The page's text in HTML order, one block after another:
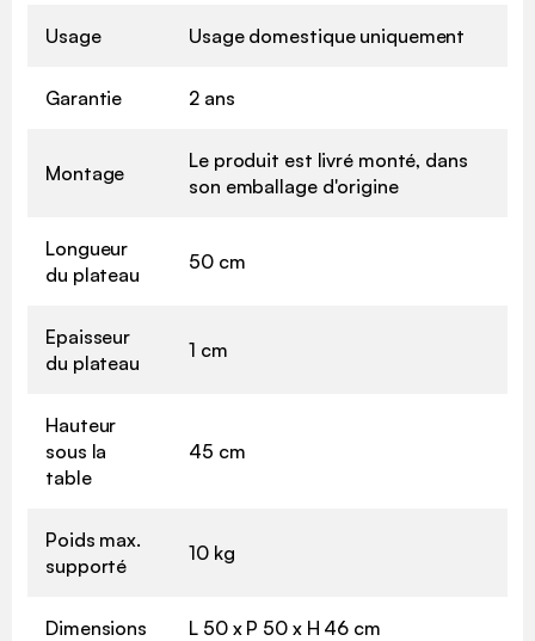
Usage Usage domestique uniquement
Garantie 2 ans
Montage
Le produit est livré monté, dans
son emballage d'origine
Longueur
du plateau
50 cm
Epaisseur
du plateau
1 cm
Hauteur
sous la
table
45 cm
Poids max.
supporté
10 kg
Dimensions L 50 x P 50 x H 46 cm